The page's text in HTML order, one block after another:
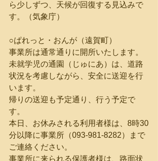
ら少しずつ、天候が回復する見込みで
す。（気象庁）
○ぱれっと・おんが（遠賀町）
事業所は通常通りに開所いたします。
未就学児の通園（じゅにあ）は、道路
状況を考慮しながら、安全に送迎を行
います。
帰りの送迎も予定通り、行う予定で
す。
本日、お休みされる利用者様は、8時30
分以降に事業所（093-981-8282）まで
ご連絡ください。
事業所に来られる保護者様は、路面状